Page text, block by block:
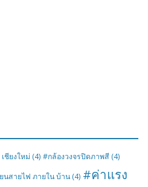
ชียงใหม่ (4) #กล้องวงจรปิดภาพสี (4)
นสายไฟ ภายใน บ้าน (4) #ค่าแรง